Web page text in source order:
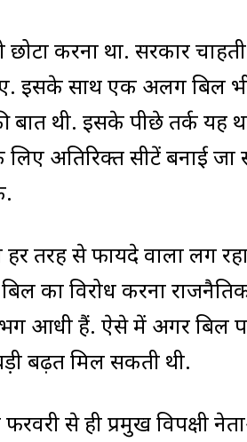
करना था. सरकार
इसके साथ एक अलग बिल भी
बात थी. इसके पीछे तर्क यह
अतिरिक्त सीटें बनाई
तरह से फायदे वाला लग रहा
का विरोध करना
आधी हैं. ऐसे में अगर बिल
बढ़त मिल सकती थी.
फरवरी से ही प्रमुख विपक्षी